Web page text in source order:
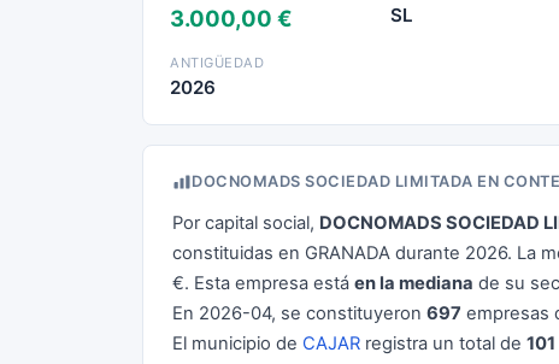
3.000,00 € SL
ANTIGÜEDAD
2026
DOCNOMADS SOCIEDAD LIMITADA EN
Por capital social, DOCNOMADS SOCIEDAD
constituidas en GRANADA durante 2026. La
€. Esta empresa está en la mediana de su
En 2026-04, se constituyeron 697 empresas
El municipio de CAJAR registra un total de 101